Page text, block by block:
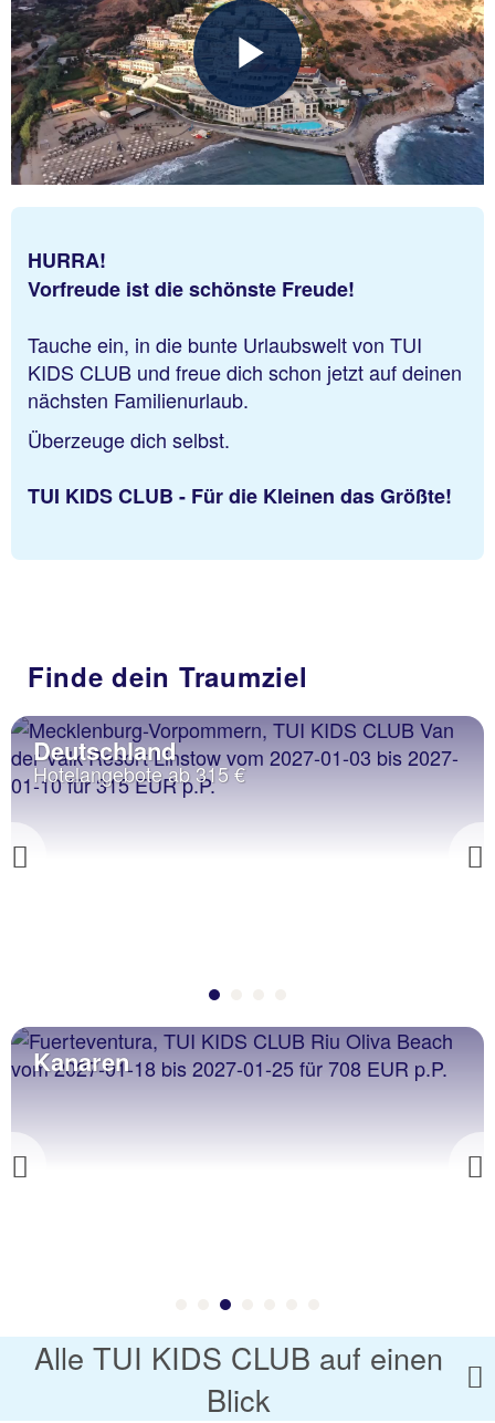
HURRA!
Vorfreude ist die schönste Freude!
Tauche ein, in die bunte Urlaubswelt von TUI
KIDS CLUB und freue dich schon jetzt auf deinen
nächsten Familienurlaub.
Überzeuge dich selbst.
TUI KIDS CLUB - Für die Kleinen das Größte!
Finde dein Traumziel
Previous
Deutschland
Hotelangebote ab 315 €
Previous
Kanaren
Alle TUI KIDS CLUB auf einen
Blick